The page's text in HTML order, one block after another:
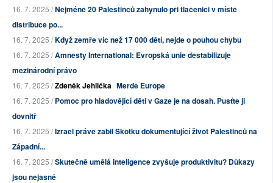
16. 7. 2025 /Nejméně 20 Palestinců zahynulo při tlačenici v místě
distribuce po...
16. 7. 2025 /Když zemře víc než 17 000 dětí, nejde o pouhou chybu
16. 7. 2025 /Amnesty International: Evropská unie destabilizuje
mezinárodní právo
16. 7. 2025 /Zdeněk Jehlička Merde Europe
16. 7. 2025 /Pomoc pro hladovějící děti v Gaze je na dosah. Pusťte ji
dovnitř
16. 7. 2025 /Izrael právě zabil Skotku dokumentující život Palestinců na
Západní...
16. 7. 2025 /Skutečně umělá inteligence zvyšuje produktivitu? Důkazy
jsou nejasné